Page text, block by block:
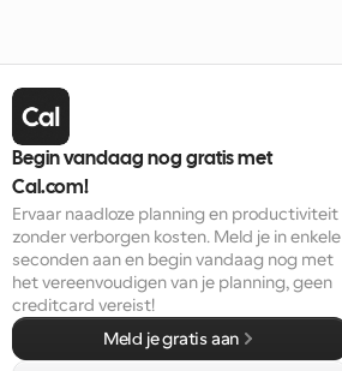
Begin vandaag nog gratis met
Cal.com!
Ervaar naadloze planning en productiviteit
zonder verborgen kosten. Meld je in enkele
seconden aan en begin vandaag nog met
het vereenvoudigen van je planning, geen
creditcard vereist!
Meld je gratis aan